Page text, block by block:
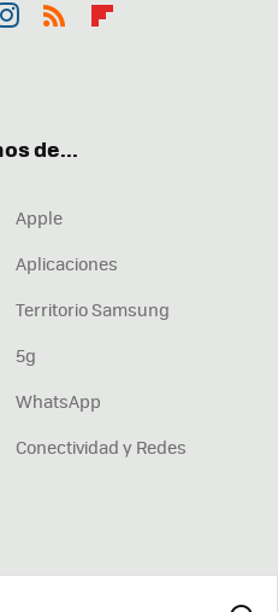
de...
Apple
Aplicaciones
Territorio Samsung
5g
WhatsApp
Conectividad y Redes